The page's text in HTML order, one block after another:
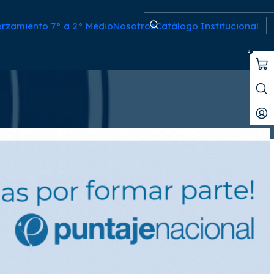
7° a 2° MedioNosotrosCatálogo Institucional
0
Filtros